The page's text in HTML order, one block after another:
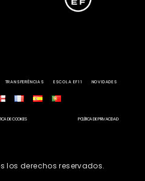
TRANSFERÊNCIAS ESCOLA EF11 NOVIDADES
DE COOKIES POLÍTICA DE PRIVACIDAD
los derechos reservados.